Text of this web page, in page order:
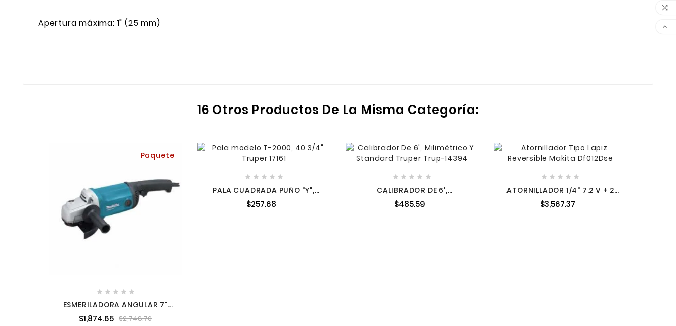
Apertura máxima: 1" (25 mm)
16 Otros Productos De La Misma Categoría:
Paquete
    
ESMERILADORA ANGULAR 7"
2,200 W 8,500 RPM SIN DISCO
MAKITA M0920B
$1,874.65 $2,748.76
    
PALA CUADRADA PUÑO "Y",
MODELO T-2000, 40 3/4"
$257.68
    
CALIBRADOR DE 6',
MILIMÉTRICO Y STANDARD
14394
$485.59
    
ATORNILLADOR 1/4" 7.2 V + 2
BATERÍAS 1.5 A + ESTUCHE
MAKITA DF012DSE
$3,567.37

